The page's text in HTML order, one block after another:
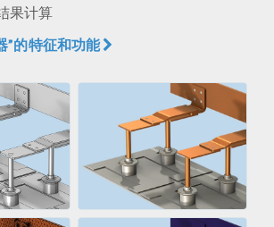
果计算
”的特征和功能